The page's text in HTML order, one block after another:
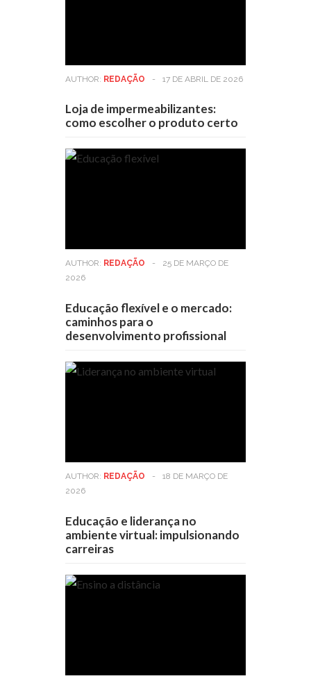
AUTHOR: REDAÇÃO - 17 DE ABRIL DE 2026
Loja de impermeabilizantes:
como escolher o produto certo
AUTHOR: REDAÇÃO -
25 DE MARÇO DE
2026
Educação flexível e o mercado:
caminhos para o
desenvolvimento profissional
AUTHOR: REDAÇÃO -
18 DE MARÇO DE
2026
Educação e liderança no
ambiente virtual: impulsionando
carreiras